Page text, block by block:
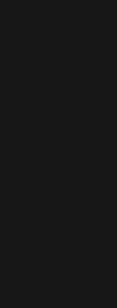
Для самих маленьких
Важливо підібрати
Для дітей до 9 років
цікавість і прискорять
Віддавати перевагу
Великі виробники